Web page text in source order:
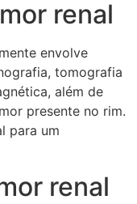
renal
envolve
tomografia
além de
presente no rim.
para um
renal